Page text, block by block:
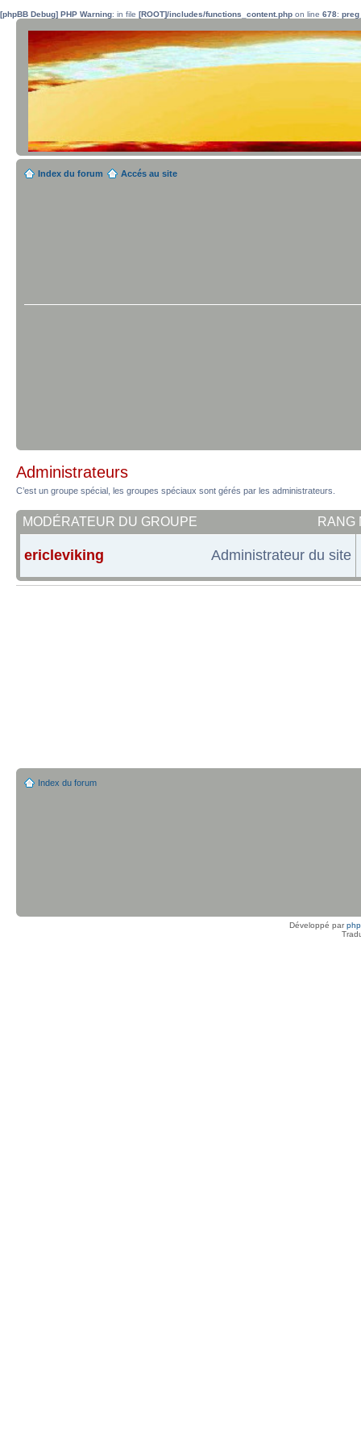
[phpBB Debug] PHP Warning: in file [ROOT]/includes/functions_content.php on line 678:
Index du forum Accés au site
Administrateurs
C’est un groupe spécial, les groupes spéciaux sont gérés par les administrateurs.
RANG
MODÉRATEUR DU GROUPE
Administrateur du site
ericleviking
Index du forum
Développé par